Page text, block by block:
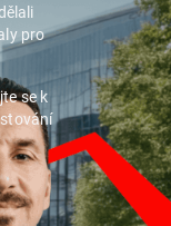
pro
se k